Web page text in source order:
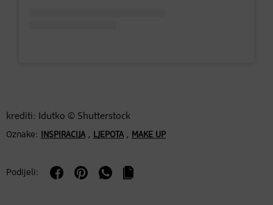
krediti: Idutko © Shutterstock
Oznake: INSPIRACIJA, LJEPOTA, MAKE UP
Podijeli: